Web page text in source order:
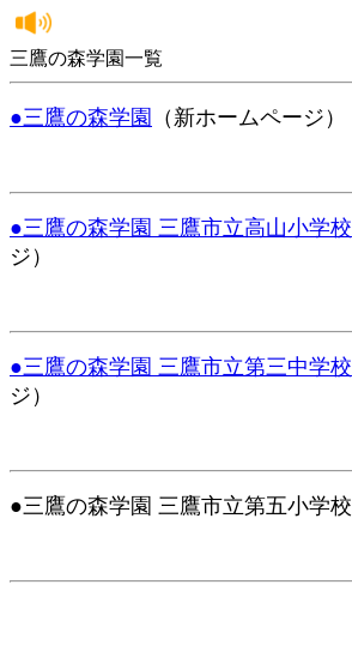
三鷹の森学園一覧
●三鷹の森学園 （新ホームページ）
●三鷹の森学園 三鷹市立高山小学校
ジ）
●三鷹の森学園 三鷹市立第三中学校
ジ）
●三鷹の森学園 三鷹市立第五小学校